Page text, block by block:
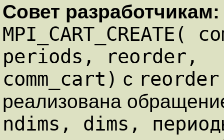
Совет
MPI_CART_CREATE(
periods, reorder,
comm_cart) с
реализована
ndims, dims,